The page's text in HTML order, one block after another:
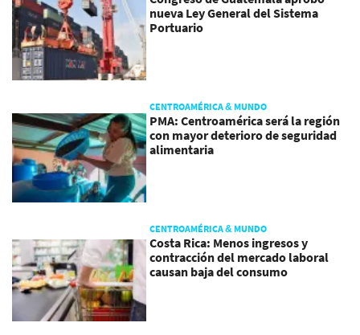
nueva Ley General del Sistema
Portuario
CENTROAMÉRICA & MUNDO
PMA: Centroamérica será la región
con mayor deterioro de seguridad
alimentaria
CENTROAMÉRICA & MUNDO
Costa Rica: Menos ingresos y
contracción del mercado laboral
causan baja del consumo